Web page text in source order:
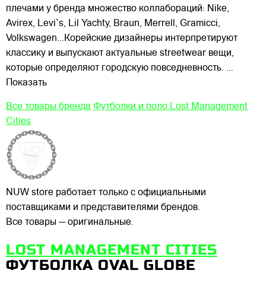
плечами у бренда множество коллабораций: Nike,
Avirex, Levi`s, Lil Yachty, Braun, Merrell, Gramicci,
Volkswagen...Корейские дизайнеры интерпретируют
классику и выпускают актуальные streetwear вещи,
которые определяют городскую повседневность. ...
Показать
Все товары бренда Футболки и поло Lost Management
Cities
NUW store работает только с официальными
поставщиками и представителями брендов.
Все товары — оригинальные.
LOST MANAGEMENT CITIES
ФУТБОЛКА OVAL GLOBE